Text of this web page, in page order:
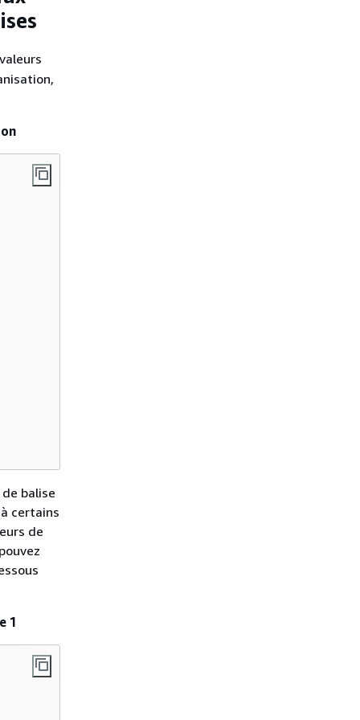
balise
certains
de
1